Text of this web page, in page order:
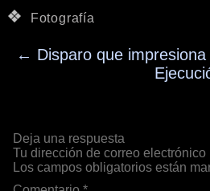
Fotografía
← Disparo que impresiona
Deja una respuesta
Tu dirección de correo
Los campos obligatorios están